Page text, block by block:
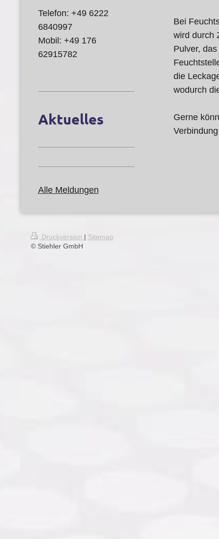
Bei
wird durch
Pulver,
die
wodurch
Gerne
Telefon: +49 6222
6840997
Mobil: +49 176
62915782
Aktuelles
Alle Meldungen
Druckversion | Sitemap
© Stiehler GmbH